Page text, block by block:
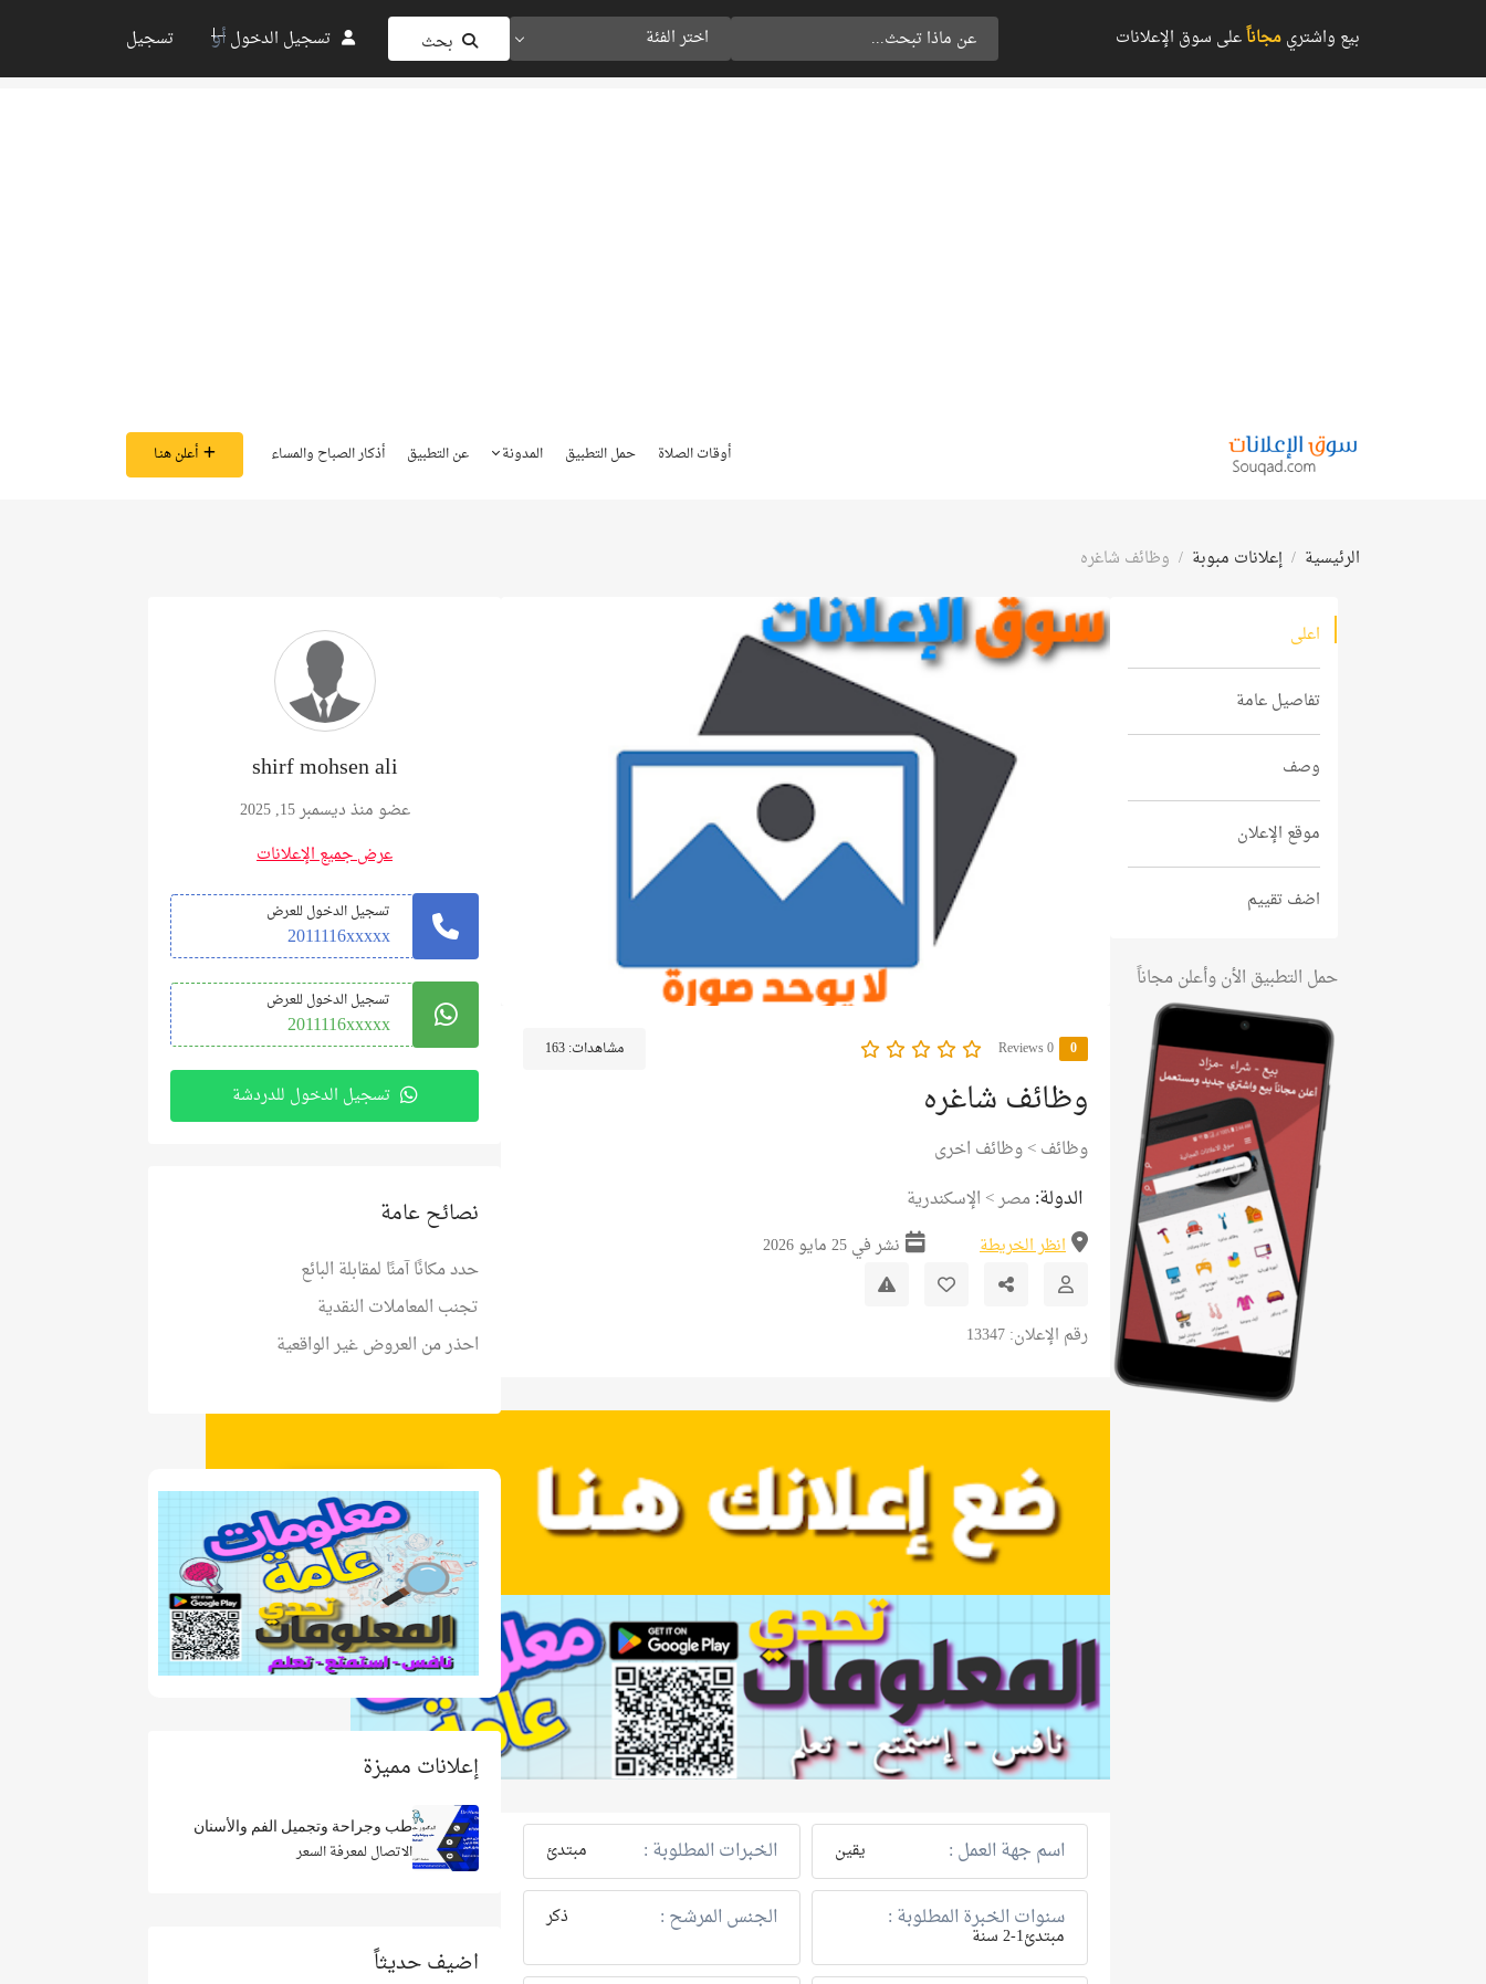
بيع واشتريمجاناًعلى سوق الإعلانات اختر الفئة بحث تسجيل الدخولأو تسجيل
أوقات الصلاة حمل التطبيق المدونة عن التطبيق أذكار الصباح والمساء أعلن هنـا
الرئيسية إعلانات مبوبة وظائف شاغره
اعلى
تفاصيل عامة
وصف
موقع الإعلان
اضف تقييم
حمل التطبيق الأن وأعلن مجاناً
0
0 Reviews مشاهدات:163
وظائف شاغره
وظائف>وظائف اخرى
الدولة: مصر> الإسكندرية
انظر الخريطة نشر في 25 مايو 2026
رقم الإعلان: 13347
اسم جهة العمل : يقين الخبرات المطلوبة : مبتدئ
سنوات الخبرة المطلوبة :
مبتدئ1-2 سنة
الجنس المرشح : ذكر
shirf mohsen ali
عضو منذ ديسمبر 15, 2025
عرض جميع الإعلانات
تسجيل الدخول للعرض
2011116xxxxx
تسجيل الدخول للعرض
2011116xxxxx
تسجيل الدخول للدردشة
نصائح عامة
حدد مكانًا آمنًا لمقابلة البائع
تجنب المعاملات النقدية
احذر من العروض غير الواقعية
إعلانات مميزة
طب وجراحة وتجميل الفم والأسنان
الاتصال لمعرفة السعر
اضيف حديثاً